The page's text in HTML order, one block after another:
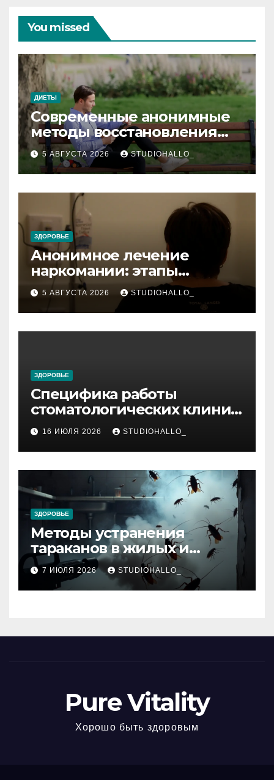
You missed
ДИЕТЫ
Современные анонимные
методы восстановления
при алкогольной
зависимости и
персональный подход
5 АВГУСТА 2026 STUDIOHALLO_
ЗДОРОВЬЕ
Анонимное лечение
наркомании: этапы
детоксикации,
реабилитации и УБОД
5 АВГУСТА 2026 STUDIOHALLO_
ЗДОРОВЬЕ
Специфика работы
стоматологических клиник
в мегаполисе
16 ИЮЛЯ 2026 STUDIOHALLO_
ЗДОРОВЬЕ
Методы устранения
тараканов в жилых и
нежилых помещениях
7 ИЮЛЯ 2026 STUDIOHALLO_
Pure Vitality
Хорошо быть здоровым